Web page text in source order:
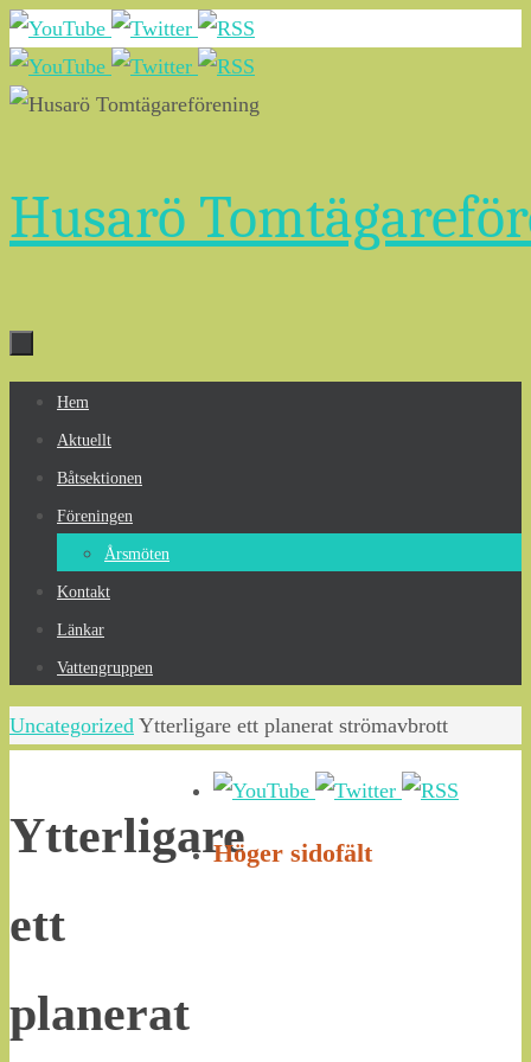
Hoppa
till
innehållet
Husarö
Hoppa
innehållet
Hem
Aktuellt
Båtsektionen
Föreningen
Årsmöten
Kontakt
Länkar
Vattengruppen
Home
Uncategorized Ytterligare ett planerat strömavbrott
Ytterligare
ett
planerat
Höger sidofält